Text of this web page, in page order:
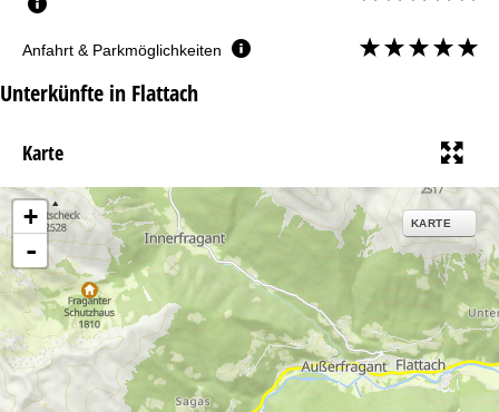
Anfahrt & Parkmöglichkeiten
Unterkünfte in Flattach
Karte
+
-
KARTE